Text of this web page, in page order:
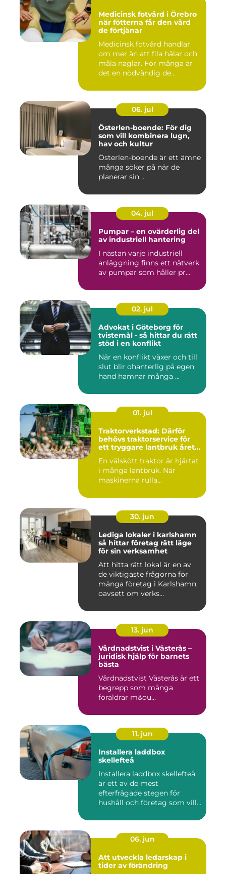
Medicinsk fotvård i Örebro
när fötterna får den vård
de förtjänar
Medicinsk fotvård handlar
om mer än att fila hälar och
måla naglar. För många är
det en nödvändig de...
06. jul
Österlen-boende: För dig
som vill kombinera lugn,
hav och kultur
Österlen-boende är ett ämne
många söker på när de
planerar sin ...
04. jul
Pumpar – en ovärderlig del
av industriell hantering
I nästan varje industriell
anläggning finns ett nätverk
av pumpar som håller pr...
02. jul
Advokat i Göteborg för
tvistemål - så hittar du rätt
stöd i en konflikt
När en konflikt växer och till
slut blir ohanterlig på egen
hand hamnar många ...
01. jul
Traktorverkstad: Därför
behövs traktorservice för
ett tryggare lantbruk året
En välskött traktor är hjärtat
i många lantbruk. När
maskinerna rulla...
30. jun
Lediga lokaler i karlshamn
så hittar företag rätt läge
för sin verksamhet
Att hitta rätt lokal är en av
de viktigaste frågorna för
många företag i Karlshamn,
oavsett om verks...
13. jun
Vårdnadstvist i Västerås –
juridisk hjälp för barnets
bästa
Vårdnadstvist Västerås är ett
begrepp som många
föräldrar m&ou...
11. jun
Installera laddbox
skellefteå
Installera laddbox skellefteå
är ett av de mest
efterfrågade stegen för
hushåll och företag som vill...
06. jun
Att utveckla ledarskap i
tider av förändring